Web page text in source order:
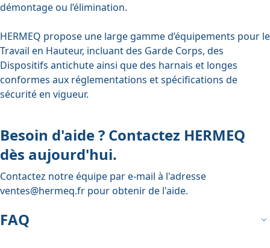
démontage ou l’élimination.
HERMEQ propose une large gamme d’équipements pour le
Travail en Hauteur, incluant des Garde Corps, des
Dispositifs antichuteainsi que des harnais et longes
conformes aux réglementations et spécifications de
sécurité en vigueur.
Besoin d'aide ? Contactez HERMEQ
dès aujourd'hui.
Contactez notre équipe par e-mail à l'adresse
ventes@hermeq.fr pour obtenir de l'aide.
FAQ